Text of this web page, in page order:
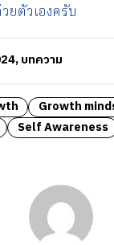
ยตัวเองครับ
,บทความ
Growth
Self Awareness